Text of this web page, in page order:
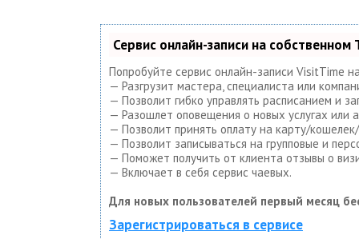
Сервис онлайн-записи на
Попробуйте сервис онлайн-записи VisitTime
— Разгрузит мастера, специалиста или
— Позволит гибко управлять расписанием и
— Разошлет оповещения о новых услугах или
— Позволит принять оплату на карту/
— Позволит записываться на групповые и
— Поможет получить от клиента отзывы о
— Включает в себя сервис чаевых.
Для новых пользователей первый месяц
Зарегистрироваться в сервисе